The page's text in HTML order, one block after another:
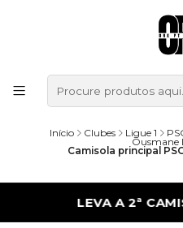
Início Clubes Ligue 1
Ousmane
Camisola principal
LEVA A 2ª